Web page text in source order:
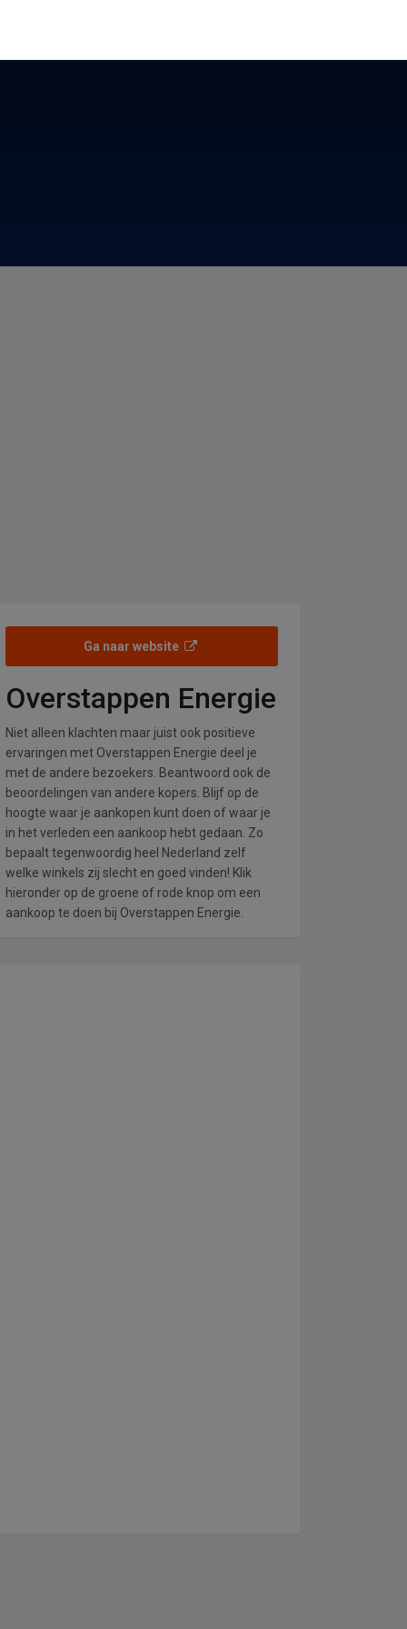
Ga naar website
Overstappen Energie
Niet alleen klachten maar juist ook positieve
ervaringen met Overstappen Energie deel je
met de andere bezoekers. Beantwoord ook de
beoordelingen van andere kopers. Blijf op de
hoogte waar je aankopen kunt doen of waar je
in het verleden een aankoop hebt gedaan. Zo
bepaalt tegenwoordig heel Nederland zelf
welke winkels zij slecht en goed vinden! Klik
hieronder op de groene of rode knop om een
aankoop te doen bij Overstappen Energie.